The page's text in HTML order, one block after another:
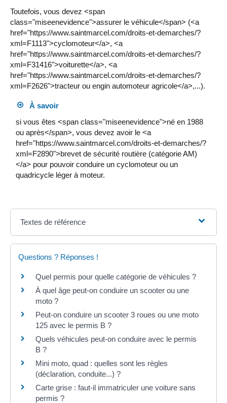
Toutefois, vous devez <span
class="miseenevidence">assurer le véhicule</span> (<a
href="https://www.saintmarcel.com/droits-et-demarches/?
xml=F1113">cyclomoteur</a>, <a
href="https://www.saintmarcel.com/droits-et-demarches/?
xml=F31416">voiturette</a>, <a
href="https://www.saintmarcel.com/droits-et-demarches/?
xml=F2626">tracteur ou engin automoteur agricole</a>,...).
À savoir
si vous êtes <span class="miseenevidence">né en 1988
ou après</span>, vous devez avoir le <a
href="https://www.saintmarcel.com/droits-et-demarches/?
xml=F2890">brevet de sécurité routière (catégorie AM)
</a> pour pouvoir conduire un cyclomoteur ou un
quadricycle léger à moteur.
Textes de référence
Questions ? Réponses !
Quel permis pour quelle catégorie de véhicules ?
À quel âge peut-on conduire un scooter ou une
moto ?
Peut-on conduire un scooter 3 roues ou une moto
125 avec le permis B ?
Quels véhicules peut-on conduire avec le permis
B ?
Mini moto, quad : quelles sont les règles
(déclaration, conduite...) ?
Carte grise : faut-il immatriculer une voiture sans
permis ?